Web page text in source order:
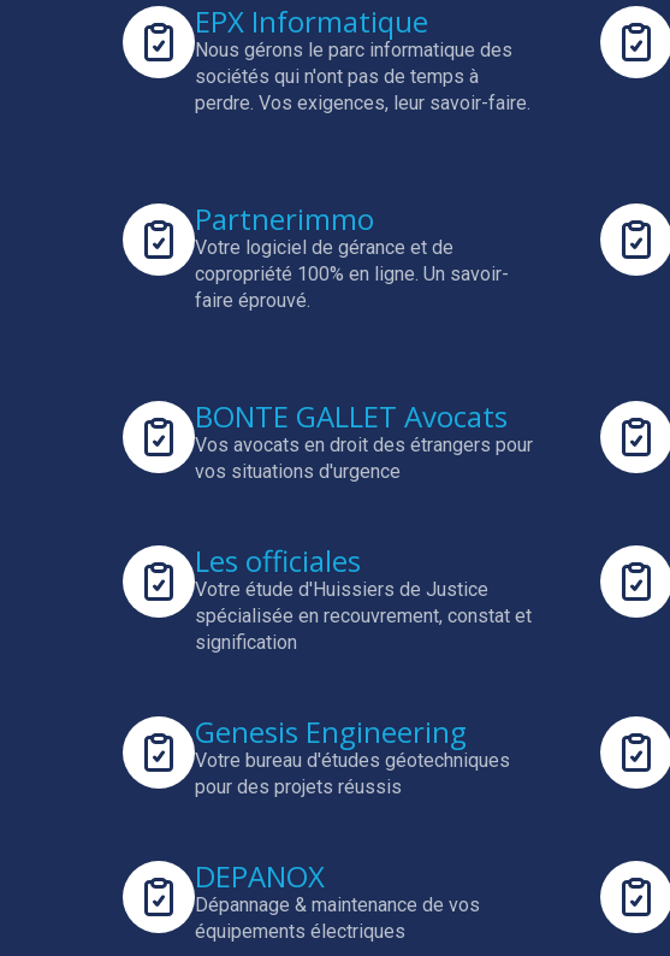
EPX Informatique
Nous gérons le parc informatique des
sociétés qui n'ont pas de temps à
perdre. Vos exigences, leur savoir-faire.
Partnerimmo
Votre logiciel de gérance et de
copropriété 100% en ligne. Un savoir-
faire éprouvé.
BONTE GALLET Avocats
Vos avocats en droit des étrangers pour
vos situations d'urgence
Les officiales
Votre étude d'Huissiers de Justice
spécialisée en recouvrement, constat et
signification
Genesis Engineering
Votre bureau d'études géotechniques
pour des projets réussis
DEPANOX
Dépannage & maintenance de vos
équipements électriques